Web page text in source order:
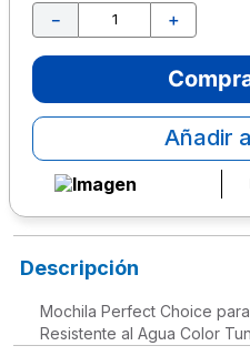
＋
－
Añadir
Descripción
Mochila Perfect Choice
Resistente al Agua Color